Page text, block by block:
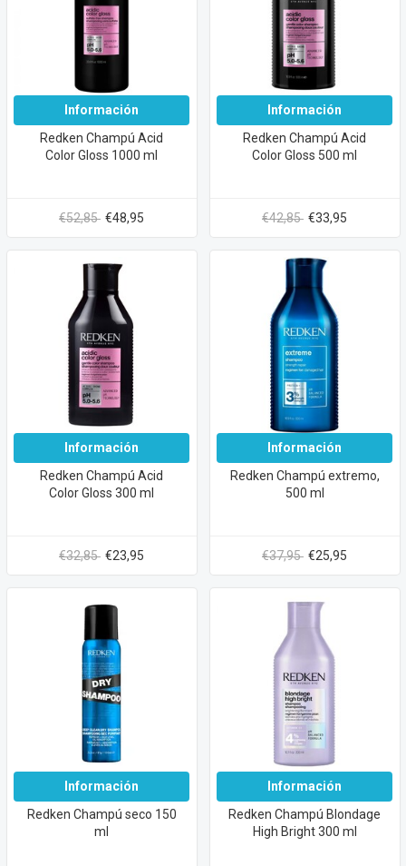
Información
Redken Champú Acid
Color Gloss 1000 ml
€52,85 €48,95
Información
Redken Champú Acid
Color Gloss 500 ml
€42,85 €33,95
Información
Redken Champú Acid
Color Gloss 300 ml
€32,85 €23,95
Información
Redken Champú extremo,
500 ml
€37,95 €25,95
Información
Redken Champú seco 150
ml
Información
Redken Champú Blondage
High Bright 300 ml